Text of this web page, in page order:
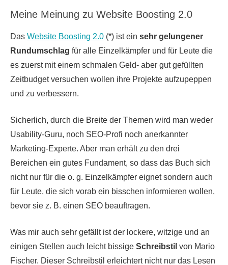
Meine Meinung zu Website Boosting 2.0
Das Website Boosting 2.0 (*) ist ein sehr gelungener
Rundumschlag für alle Einzelkämpfer und für Leute die
es zuerst mit einem schmalen Geld- aber gut gefüllten
Zeitbudget versuchen wollen ihre Projekte aufzupeppen
und zu verbessern.
Sicherlich, durch die Breite der Themen wird man weder
Usability-Guru, noch SEO-Profi noch anerkannter
Marketing-Experte. Aber man erhält zu den drei
Bereichen ein gutes Fundament, so dass das Buch sich
nicht nur für die o. g. Einzelkämpfer eignet sondern auch
für Leute, die sich vorab ein bisschen informieren wollen,
bevor sie z. B. einen SEO beauftragen.
Was mir auch sehr gefällt ist der lockere, witzige und an
einigen Stellen auch leicht bissige Schreibstil von Mario
Fischer. Dieser Schreibstil erleichtert nicht nur das Lesen